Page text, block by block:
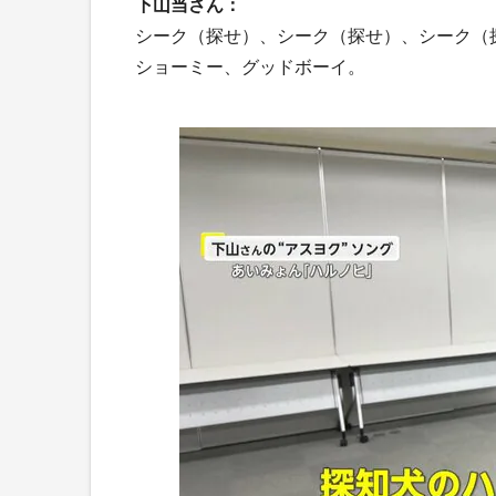
下山当さん：
シーク（探せ）、シーク（探せ）、シーク（
ショーミー、グッドボーイ。